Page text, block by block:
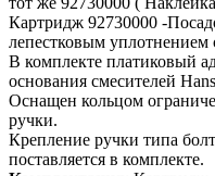
Картридж 92730000 -
лепестковым уплотнением
В комплекте платиковый
основания смесителей
Оснащен кольцом
ручки.
Крепление ручки типа
поставляется в комплекте.